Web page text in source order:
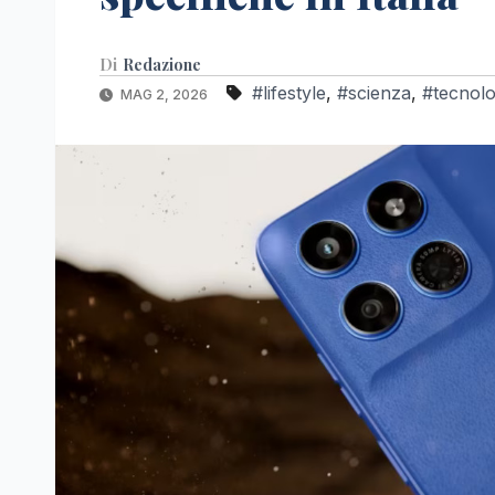
Di Redazione
MAG 2, 2026 #lifestyle, #scienza,